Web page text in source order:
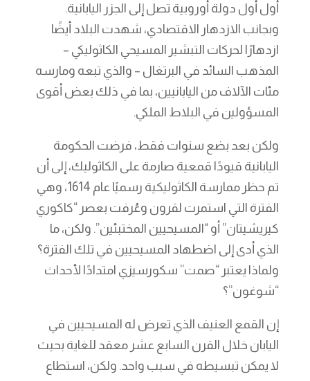
أول أول دولة أوروبية تصل إلى الجزر اليابانية.
وبجانب الازدهار الاقتصادي، شهدت البلاد أيضًا
ازدهارًا لحركات التبشير المسيحي الكاثوليكي –
المذهب السائد في البرتغال – والذي تبعه ومارسه
مئات الآلاف من اليابانيين، بما في ذلك بعض أقوى
المسؤولين في البلاط الملكي.
ولكن بعد بضع سنوات فقط، فرضت الحكومة
اليابانية قيودًا قمعية صارمة على الكاثوليك، إلى أن
تم حظر ممارسة الكاثوليكية رسميًا عام 1614، وهي
الفترة التي استمرت لقرون وعُرفت بعصر “كاكوري
كيريشيتان” أو “المسيحيين المختبئين”. ولكن، ما
الذي أدى إلى اضطهاد المسيحيين في تلك الفترة؟
ولماذا يعتبر “صمت” سكورسيزي امتدادًا لأحداث
“شوغون”؟
إن القمع العنيف الذي تعرض له المسيحيين في
اليابان خلال القرن السابع عشر معقد للغاية بحيث
لا يمكن تبسيطه في سبب واحد. ولكن، استطاع